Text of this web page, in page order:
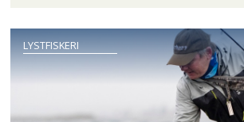
LYSTFISKERI